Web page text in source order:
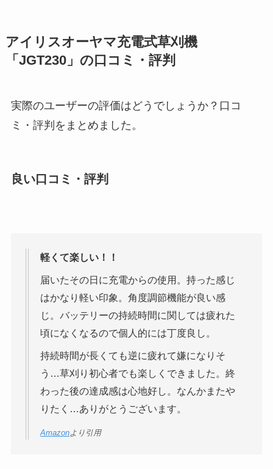
アイリスオーヤマ充電式草刈機
「JGT230」の口コミ・評判
実際のユーザーの評価はどうでしょうか？口コ
ミ・評判をまとめました。
良い口コミ・評判
軽くて楽しい！！
届いたその日に充電からの使用。持った感じ
はかなり軽い印象。角度調節機能が良い感
じ。バッテリーの持続時間に関しては疲れた
頃になくなるので個人的には丁度良し。
持続時間が長くても逆に疲れて嫌になりそ
う…草刈り初心者でも楽しくできました。終
わった後の達成感は心地好し。なんかまたや
りたく…ありがとうございます。
Amazonより引用